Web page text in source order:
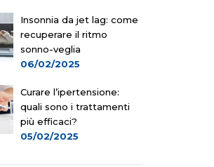
Insonnia da jet lag: come
recuperare il ritmo
sonno-veglia
06/02/2025
Curare l’ipertensione:
quali sono i trattamenti
più efficaci?
05/02/2025